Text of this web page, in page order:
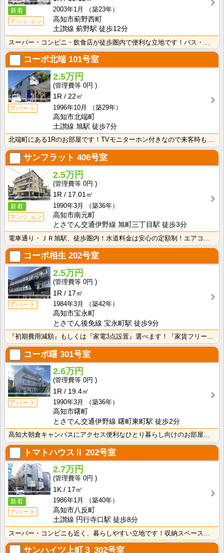
新着
マンション
2003年1月
（築23年）
高知市薊野西町
土讃線 薊野駅 徒歩12分
コーポ北端 101号室
アパート
2.5万円
0円
1R
22㎡
1996年10月
（築29年）
高知市北端町
土讃線 旭駅 徒歩7分
北端町にある1Rのお部屋です！TVモニターホン付きなので来客時も安心！室内に洗濯機を置けるので家電を･･･
サンフラット 406号室
新着
マンション
2.5万円
0円
1R
17.01㎡
1990年3月
（築36年）
高知市南元町
とさでん交通伊野線 旭町三丁目駅 徒歩3分
コーポ相生 202号室
アパート
2.5万円
0円
1R
17㎡
1984年3月
（築42年）
高知市宝永町
とさでん後免線 宝永町駅 徒歩9分
コーポ曙 301号室
アパート
2.6万円
0円
1R
19.4㎡
1990年3月
（築36年）
高知市曙町
とさでん交通伊野線 曙町東町駅 徒歩2分
トマトハウスⅡ 202号室
新着
アパート
2.7万円
0円
1K
17㎡
1986年1月
（築40年）
高知市八反町
土讃線 円行寺口駅 徒歩8分
サンハイツ上町３ 302号室